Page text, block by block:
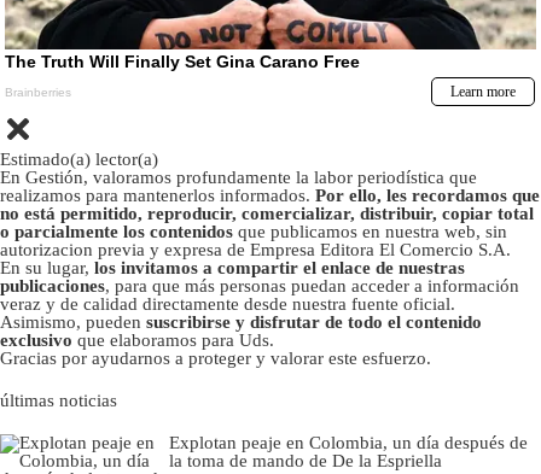
Estimado(a) lector(a)
En Gestión, valoramos profundamente la labor periodística que
realizamos para mantenerlos informados. Por ello, les recordamos que
no está permitido, reproducir, comercializar, distribuir, copiar total
o parcialmente los contenidos que publicamos en nuestra web, sin
autorizacion previa y expresa de Empresa Editora El Comercio S.A.
En su lugar, los invitamos a compartir el enlace de nuestras
publicaciones, para que más personas puedan acceder a información
veraz y de calidad directamente desde nuestra fuente oficial.
Asimismo, pueden suscribirse y disfrutar de todo el contenido
exclusivo que elaboramos para Uds.
Gracias por ayudarnos a proteger y valorar este esfuerzo.
últimas noticias
Explotan peaje en Colombia, un día después de
la toma de mando de De la Espriella